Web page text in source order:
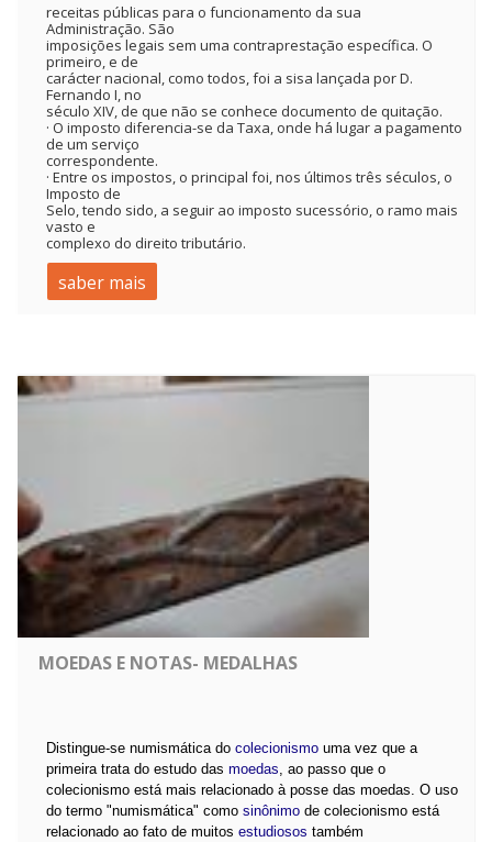
receitas públicas para o funcionamento da sua
Administração. São
imposições legais sem uma contraprestação específica. O
primeiro, e de
carácter nacional, como todos, foi a sisa lançada por D.
Fernando I, no
século XIV, de que não se conhece documento de quitação.
· O imposto diferencia-se da Taxa, onde há lugar a pagamento
de um serviço
correspondente.
· Entre os impostos, o principal foi, nos últimos três séculos, o
Imposto de
Selo, tendo sido, a seguir ao imposto sucessório, o ramo mais
vasto e
complexo do direito tributário.
saber mais
MOEDAS E NOTAS- MEDALHAS
Distingue-se numismática do colecionismo uma vez que a
primeira trata do estudo das moedas, ao passo que o
colecionismo está mais relacionado à posse das moedas. O uso
do termo "numismática" como sinônimo de colecionismo está
relacionado ao fato de muitos estudiosos também